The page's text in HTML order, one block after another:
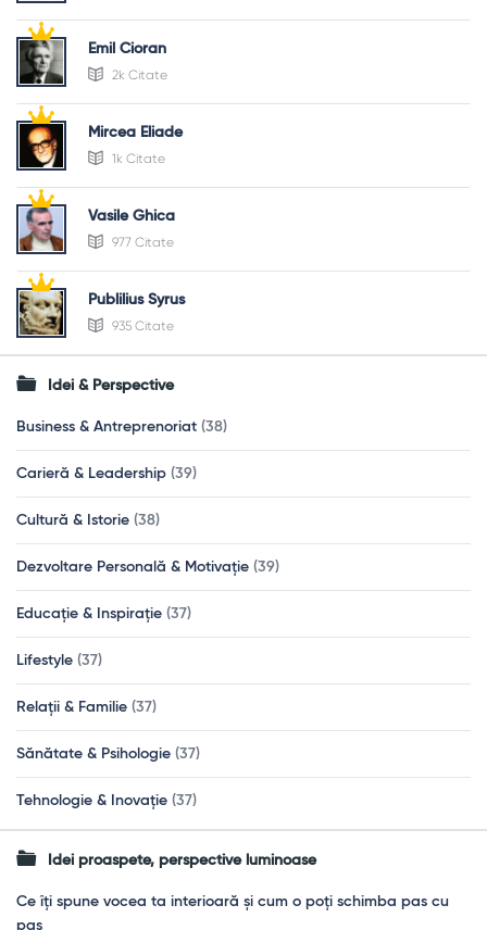
Emil Cioran
2k Citate
Mircea Eliade
1k Citate
Vasile Ghica
977 Citate
Publilius Syrus
935 Citate
Idei & Perspective
Business & Antreprenoriat (38)
Carieră & Leadership (39)
Cultură & Istorie (38)
Dezvoltare Personală & Motivație (39)
Educație & Inspirație (37)
Lifestyle (37)
Relații & Familie (37)
Sănătate & Psihologie (37)
Tehnologie & Inovație (37)
Idei proaspete, perspective luminoase
Ce îți spune vocea ta interioară și cum o poți schimba pas cu
pas